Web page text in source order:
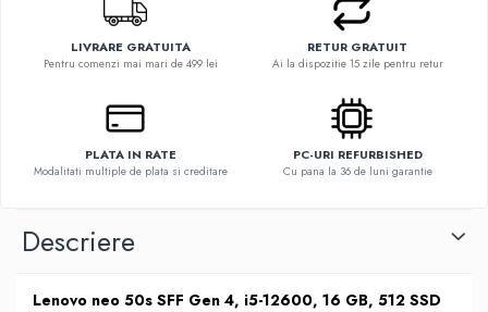
LIVRARE GRATUITA
Pentru comenzi mai mari de 499 lei
RETUR GRATUIT
Ai la dispozitie 15 zile pentru retur
PLATA IN RATE
Modalitati multiple de plata si creditare
PC-URI REFURBISHED
Cu pana la 36 de luni garantie
Descriere
Lenovo neo 50s SFF Gen 4, i5-12600, 16 GB, 512 SSD